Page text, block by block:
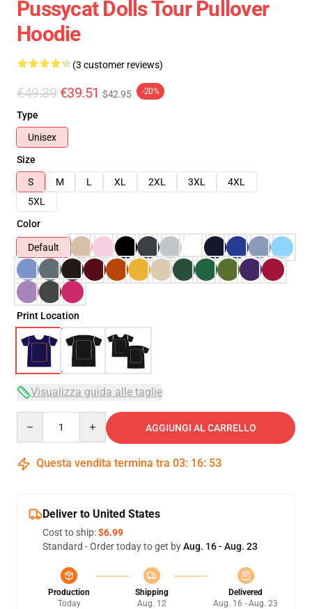
Pussycat Dolls Tour Pullover
Hoodie
(3 customer reviews)
€49.39 €39.51 $42.95 -20%
Type
Unisex
Size
S
M L XL 2XL 3XL
4XL
5XL
Color
Default
Print Location
Visualizza guida alle taglie
AGGIUNGI AL CARRELLO
Questa vendita termina tra 03: 16: 53
Deliver to United States
Cost to ship:$6.99
Standard - Order today to get byAug. 16 - Aug. 23
Production
Today
Shipping
Aug. 12
Delivered
Aug. 16 - Aug. 23